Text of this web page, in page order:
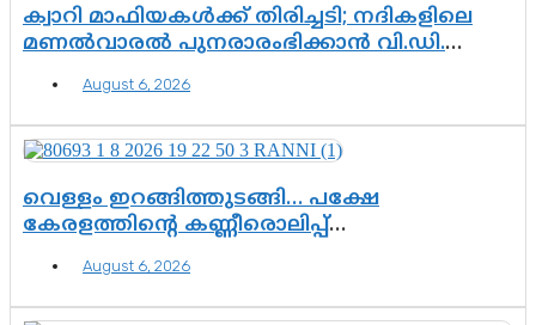
ക്വാറി മാഫിയകൾക്ക് തിരിച്ചടി; നദികളിലെ
മണൽവാരൽ പുനരാരംഭിക്കാൻ വി.ഡി.
August 6, 2026
വെള്ളം ഇറങ്ങിത്തുടങ്ങി… പക്ഷേ
കേരളത്തിന്റെ കണ്ണീരൊലിപ്പ്
August 6, 2026